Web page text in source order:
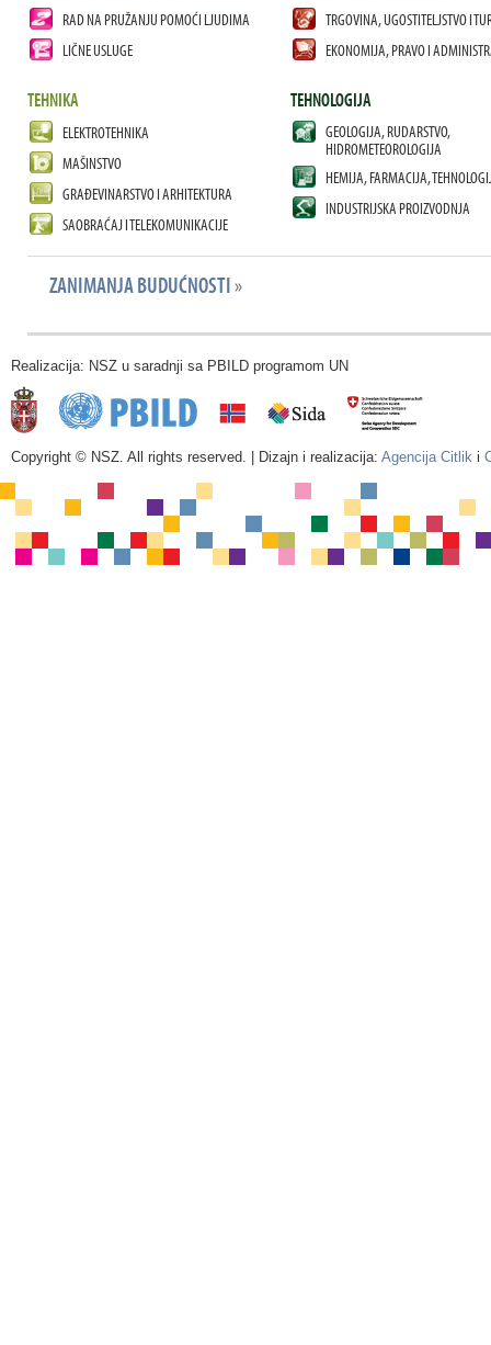
RAD NA PRUŽANJU POMOĆI LJUDIMA
LIČNE USLUGE
TRGOVINA, UGOSTITELJSTVO I
EKONOMIJA, PRAVO I
TEHNIKA
ELEKTROTEHNIKA
MAŠINSTVO
GRAĐEVINARSTVO I ARHITEKTURA
SAOBRAĆAJ I TELEKOMUNIKACIJE
TEHNOLOGIJA
GEOLOGIJA, RUDARSTVO,
HIDROMETEOROLOGIJA
HEMIJA, FARMACIJA,
INDUSTRIJSKA PROIZVODNJA
ZANIMANJA BUDUĆNOSTI»
Realizacija: NSZ u saradnji sa PBILD programom UN
Copyright © NSZ. All rights reserved. | Dizajn i realizacija: Agencija Citlik i